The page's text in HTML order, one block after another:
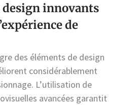
design innovants
de
des éléments de design
considérablement
L’utilisation de
avancées garantit